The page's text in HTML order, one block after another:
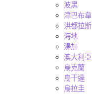
波黑
津巴布韋
洪都拉斯
海地
湯加
澳大利亞
烏克蘭
烏干達
烏拉圭